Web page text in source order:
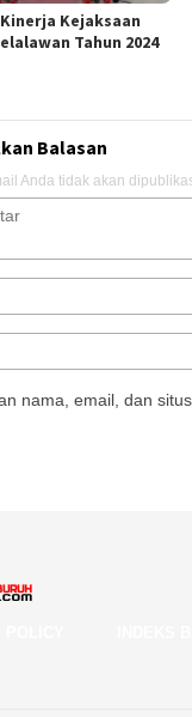
Kejaksaan
Tahun 2024
Balasan
Anda tidak akan
nama, email, dan